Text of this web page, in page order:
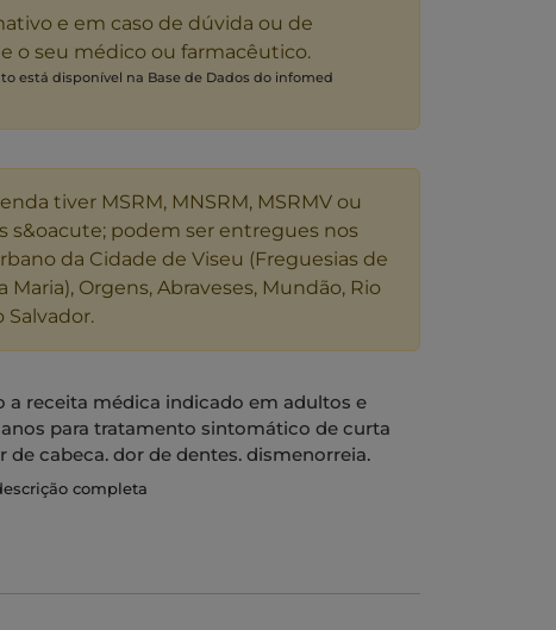
e em caso de dúvida ou de
o seu médico ou farmacêutico.
está disponível na Base de Dados do infomed
tiver MSRM, MNSRM, MSRMV ou
s&oacute; podem ser entregues nos
da Cidade de Viseu (Freguesias de
Maria), Orgens, Abraveses, Mundão, Rio
Salvador.
receita médica indicado em adultos e
para tratamento sintomático de curta
cabeça, dor de dentes, dismenorreia,
completa